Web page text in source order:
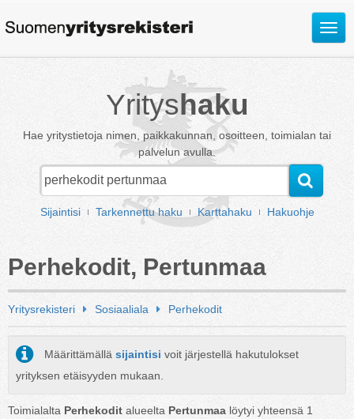
Avaa
Yrityshaku
Hae yritystietoja nimen, paikkakunnan, osoitteen, toimialan tai
palvelun avulla.
Sijaintisi Tarkennettu haku Karttahaku Hakuohje
Perhekodit, Pertunmaa
Yritysrekisteri Sosiaaliala Perhekodit
Määrittämällä sijaintisi voit järjestellä hakutulokset
yrityksen etäisyyden mukaan.
Toimialalta Perhekodit alueelta Pertunmaa löytyi yhteensä 1